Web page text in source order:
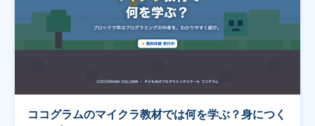
ココグラムのマイクラ教材では何を学ぶ？身につく